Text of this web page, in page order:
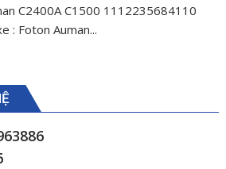
Van
cúp
C1500
1112235684110
C2400A C1500 1112235684110
: Foton Auman...